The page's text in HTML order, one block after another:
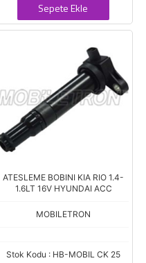
Sepete Ekle
ATESLEME BOBINI KIA RIO 1.4-
1.6LT 16V HYUNDAI ACC
MOBILETRON
Stok Kodu : HB-MOBIL CK 25